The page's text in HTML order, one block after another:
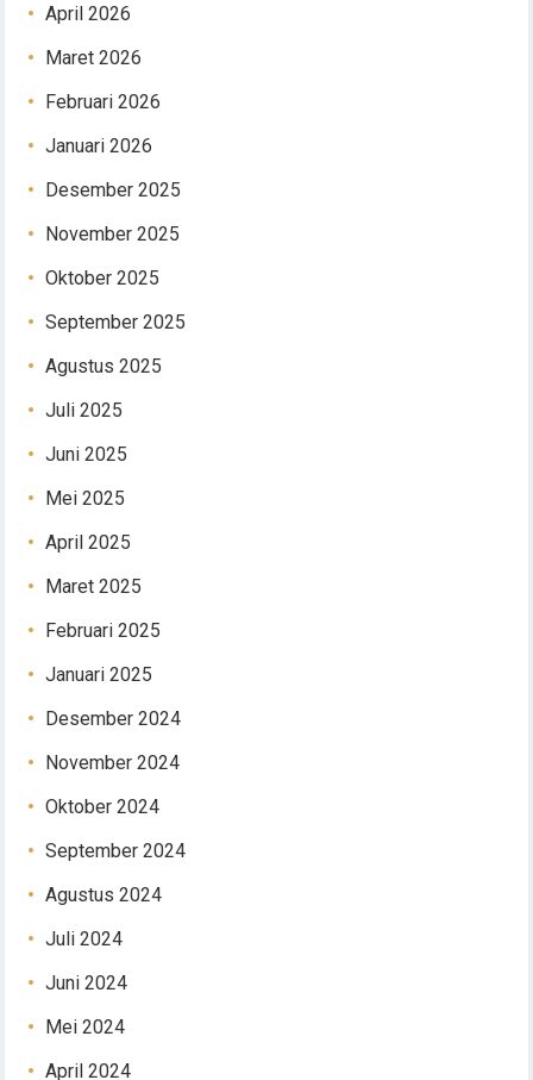
April 2026
Maret 2026
Februari 2026
Januari 2026
Desember 2025
November 2025
Oktober 2025
September 2025
Agustus 2025
Juli 2025
Juni 2025
Mei 2025
April 2025
Maret 2025
Februari 2025
Januari 2025
Desember 2024
November 2024
Oktober 2024
September 2024
Agustus 2024
Juli 2024
Juni 2024
Mei 2024
April 2024